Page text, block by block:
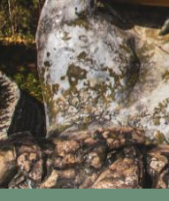
11 nuits